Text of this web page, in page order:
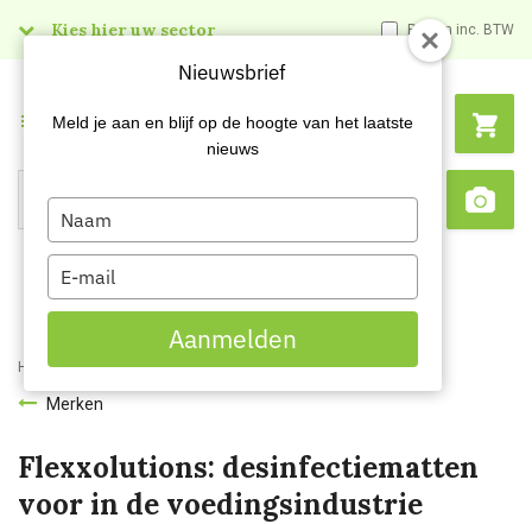
Kies hier uw sector Prijzen inc. BTW
Search
Menu
Home Merken Flexxolutions
Merken
Flexxolutions: desinfectiematten
voor in de voedingsindustrie
Nieuwsbrief
Meld je aan en blijf op de hoogte van het laatste
nieuws
Type
your
name
Type
your
email
Aanmelden